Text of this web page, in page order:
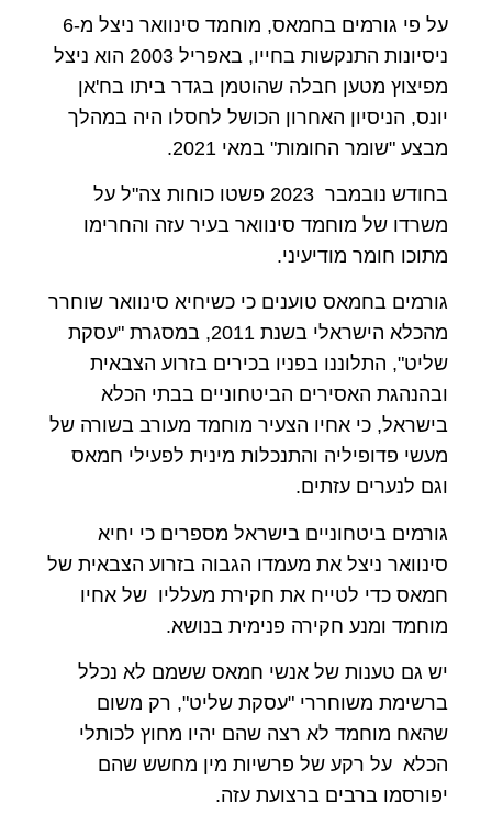
על פי גורמים בחמאס, מוחמד סינוואר ניצל מ-6
ניסיונות התנקשות בחייו, באפריל 2003 הוא ניצל
מפיצוץ מטען חבלה שהוטמן בגדר ביתו בח'אן
יונס, הניסיון האחרון הכושל לחסלו היה במהלך
מבצע "שומר החומות" במאי 2021.
בחודש נובמבר 2023 פשטו כוחות צה"ל על
משרדו של מוחמד סינוואר בעיר עזה והחרימו
מתוכו חומר מודיעיני.
גורמים בחמאס טוענים כי כשיחיא סינוואר שוחרר
מהכלא הישראלי בשנת 2011, במסגרת "עסקת
שליט", התלוננו בפניו בכירים בזרוע הצבאית
ובהנהגת האסירים הביטחוניים בבתי הכלא
בישראל, כי אחיו הצעיר מוחמד מעורב בשורה של
מעשי פדופיליה והתנכלות מינית לפעילי חמאס
וגם לנערים עזתים.
גורמים ביטחוניים בישראל מספרים כי יחיא
סינוואר ניצל את מעמדו הגבוה בזרוע הצבאית של
חמאס כדי לטייח את חקירת מעלליו של אחיו
מוחמד ומנע חקירה פנימית בנושא.
יש גם טענות של אנשי חמאס ששמם לא נכלל
ברשימת משוחררי "עסקת שליט", רק משום
שהאח מוחמד לא רצה שהם יהיו מחוץ לכותלי
הכלא על רקע של פרשיות מין מחשש שהם
יפורסמו ברבים ברצועת עזה.